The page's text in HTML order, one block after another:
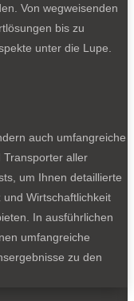
Von wegweisenden
bis zu
unter die Lupe.
auch umfangreiche
Transporter aller
um Ihnen detaillierte
Wirtschaftlichkeit
In ausführlichen
umfangreiche
zu den